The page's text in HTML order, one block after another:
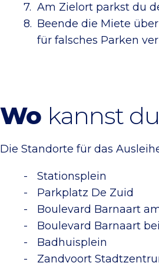
Am Zielort parkst du
Beende die Miete
für falsches Parken
Wo kannst
Die Standorte für das
Stationsplein
Parkplatz De Zuid
Boulevard Barnaart
Boulevard Barnaart
Badhuisplein
Zandvoort